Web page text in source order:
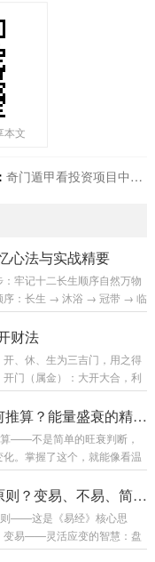
本文
奇门遁甲看投资项目中的“隐形风险”？风险预判与规避
心法与实战精要
牢记十二长生顺序自然万物
序：长生 → 沐浴 → 冠带 → 临
→ 绝 → 胎 → 养记忆口诀：
死墓绝胎养循环，周而复始
职）→ 帝旺（巅峰）衰退阶
死（终结）→ 墓（埋葬）→
财法
、休、生为三吉门，用之得
门（属金）：大开大合，利
北）能量最强。休门（属
蓄、租赁。在坎宫（北）最
动破财，但用于讨债、竞争
）：闭塞不通，宜技术研
（南）。死门（属土）：...
奇门遁甲中的“气数”如何推算？能量盛衰的精确计算
——不是简单的旺衰判断，
。掌握了这个，就能像看温
。气数计算的核心原理气数
能量变化每个节气有固定气
身能量每宫基础分：坎宫水
位能量渗透影响（如离宫火
奇门遁甲学习的“三易”原则？变易、不易、简易的实践心法
则——这是《易经》核心思
变易——灵活应变的智慧：盘
同人看结果不同；同一人不